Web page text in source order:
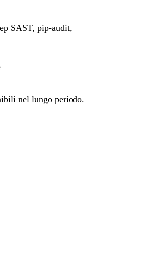
SAST, pip-audit,
nel lungo periodo.